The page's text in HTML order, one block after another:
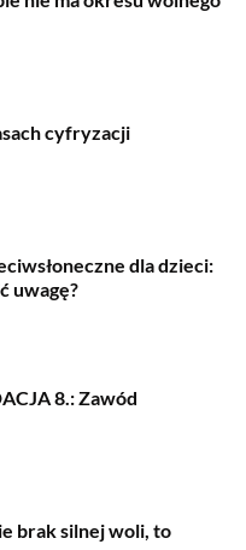
cyfryzacji
dla dzieci:
uwagę?
8.: Zawód
brak silnej woli, to